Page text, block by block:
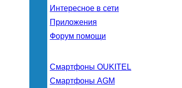
Интересное в сети
Приложения
Форум помощи
Смартфоны OUKITEL
Смартфоны AGM